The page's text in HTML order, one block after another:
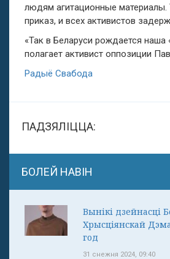
людям агитационные материалы.
приказ, и всех активистов
«Так в Беларуси рождается наша
полагает активист оппозиции
Радыё Свабода
ПАДЗЯЛІЦЦА:
БОЛЕЙ НАВІН
Вынікі дзейнасці
Хрысціянскай
год
31 снежня 2024, 09:40